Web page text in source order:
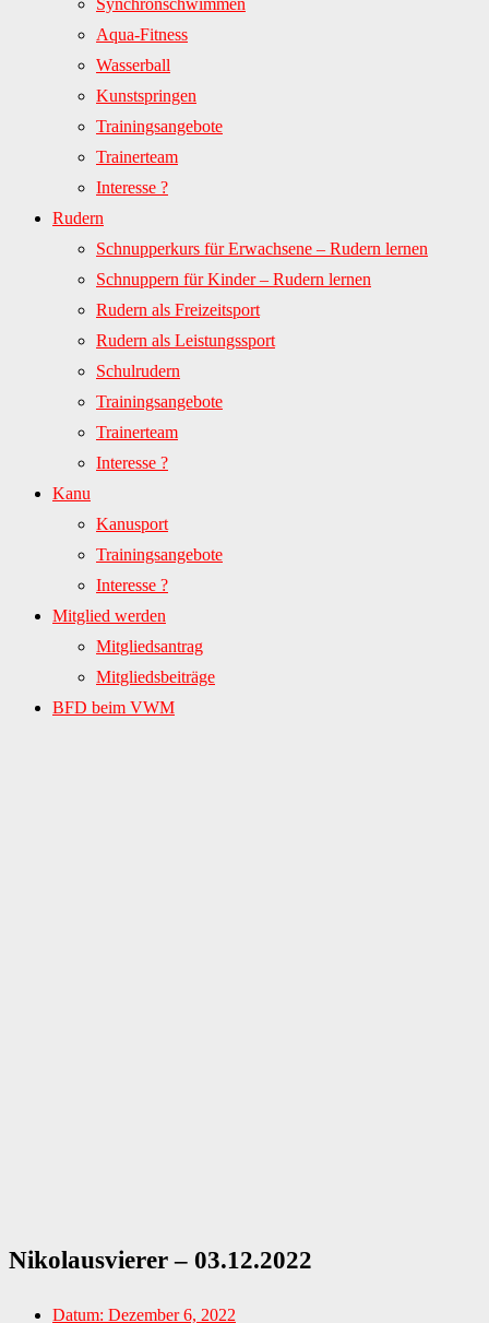
Synchronschwimmen
Aqua-Fitness
Wasserball
Kunstspringen
Trainingsangebote
Trainerteam
Interesse ?
Rudern
Schnupperkurs für Erwachsene – Rudern lernen
Schnuppern für Kinder – Rudern lernen
Rudern als Freizeitsport
Rudern als Leistungssport
Schulrudern
Trainingsangebote
Trainerteam
Interesse ?
Kanu
Kanusport
Trainingsangebote
Interesse ?
Mitglied werden
Mitgliedsantrag
Mitgliedsbeiträge
BFD beim VWM
Nikolausvierer – 03.12.2022
Datum: Dezember 6, 2022